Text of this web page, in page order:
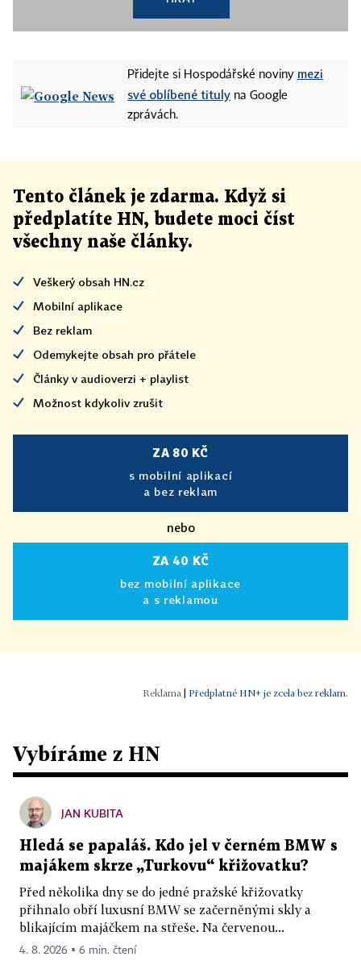
Přidejte si Hospodářské noviny mezi
své oblíbené tituly na Google
zprávách.
Tento článek je zdarma. Když si
předplatíte HN, budete moci číst
všechny naše články.
Veškerý obsah HN.cz
Mobilní aplikace
Bez reklam
Odemykejte obsah pro přátele
Články v audioverzi + playlist
Možnost kdykoliv zrušit
ZA 80 KČ
s mobilní aplikací
a bez reklam
nebo
ZA 40 KČ
bez mobilní aplikace
a s reklamou
Předplatné HN+ je zcela bez reklam.
Vybíráme z HN
JAN KUBITA
Hledá se papaláš. Kdo jel v černém BMW s
majákem skrze „Turkovu“ křižovatku?
Před několika dny se do jedné pražské křižovatky
přihnalo obří luxusní BMW se začerněnými skly a
blikajícím majáčkem na střeše. Na červenou...
4. 8. 2026 ▪ 6 min. čtení